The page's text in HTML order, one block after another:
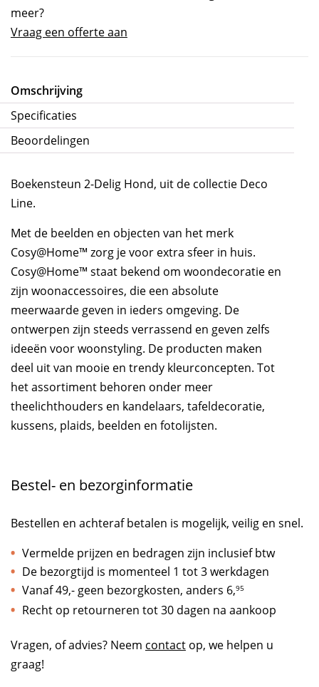
meer?
Vraag een offerte aan
Omschrijving
Specificaties
Beoordelingen
Boekensteun 2-Delig Hond, uit de collectie Deco
Line.
Met de beelden en objecten van het merk
Cosy@Home™ zorg je voor extra sfeer in huis.
Cosy@Home™ staat bekend om woondecoratie en
zijn woonaccessoires, die een absolute
meerwaarde geven in ieders omgeving. De
ontwerpen zijn steeds verrassend en geven zelfs
ideeën voor woonstyling. De producten maken
deel uit van mooie en trendy kleurconcepten. Tot
het assortiment behoren onder meer
theelichthouders en kandelaars, tafeldecoratie,
kussens, plaids, beelden en fotolijsten.
Bestel- en bezorginformatie
Bestellen en achteraf betalen is mogelijk, veilig en snel.
Vermelde prijzen en bedragen zijn inclusief btw
De bezorgtijd is momenteel 1 tot 3 werkdagen
Vanaf 49,- geen bezorgkosten, anders 6,95
Recht op retourneren tot 30 dagen na aankoop
Vragen, of advies? Neem contactop, we helpen u
graag!